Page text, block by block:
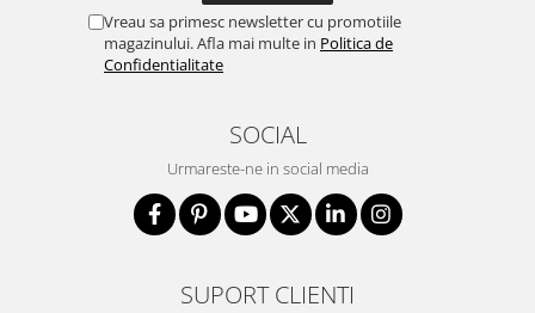
Vreau sa primesc newsletter cu promotiile
magazinului. Afla mai multe in Politica de
Confidentialitate
SOCIAL
Urmareste-ne in social media
SUPORT CLIENTI